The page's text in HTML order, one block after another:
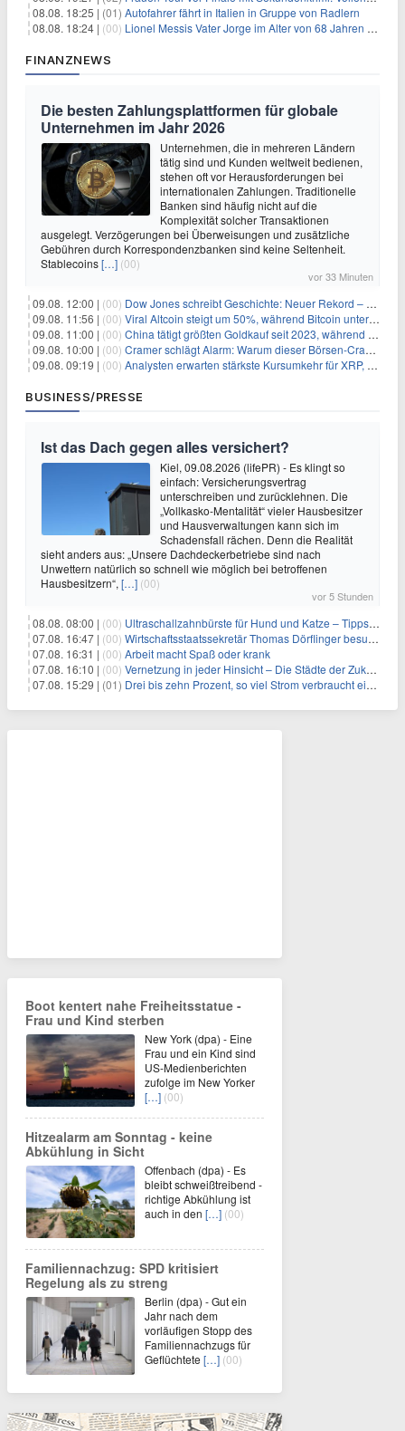
08.08. 18:25 | (01) Autofahrer fährt in Italien in Gruppe von Radlern
08.08. 18:24 | (00) Lionel Messis Vater Jorge im Alter von 68 Jahren gestorben
FINANZNEWS
Die besten Zahlungsplattformen für globale
Unternehmen im Jahr 2026
Unternehmen, die in mehreren Ländern
tätig sind und Kunden weltweit bedienen,
stehen oft vor Herausforderungen bei
internationalen Zahlungen. Traditionelle
Banken sind häufig nicht auf die
Komplexität solcher Transaktionen
ausgelegt. Verzögerungen bei Überweisungen und zusätzliche
Gebühren durch Korrespondenzbanken sind keine Seltenheit.
Stablecoins[…] (00)
vor 33 Minuten
09.08. 12:00 | (00) Dow Jones schreibt Geschichte: Neuer Rekord – und Amazon knackt die nächste Billionen-Marke
09.08. 11:56 | (00) Viral Altcoin steigt um 50%, während Bitcoin unter $65.000 fällt
09.08. 11:00 | (00) China tätigt größten Goldkauf seit 2023, während Goldpreis um 8% steigt
09.08. 10:00 | (00) Cramer schlägt Alarm: Warum dieser Börsen-Crash die beste Einstiegschance seit Monaten ist
09.08. 09:19 | (00) Analysten erwarten stärkste Kursumkehr für XRP, während Polymarket skeptisch bleibt
BUSINESS/PRESSE
Ist das Dach gegen alles versichert?
Kiel, 09.08.2026 (lifePR) - Es klingt so
einfach: Versicherungsvertrag
unterschreiben und zurücklehnen. Die
„Vollkasko-Mentalität“ vieler Hausbesitzer
und Hausverwaltungen kann sich im
Schadensfall rächen. Denn die Realität
sieht anders aus: „Unsere Dachdeckerbetriebe sind nach
Unwettern natürlich so schnell wie möglich bei betroffenen
Hausbesitzern“, […] (00)
vor 5 Stunden
08.08. 08:00 | (00) Ultraschallzahnbürste für Hund und Katze – Tipps zur erfolgreichen Eingewöhnung
07.08. 16:47 | (00) Wirtschaftsstaatssekretär Thomas Dörflinger besucht Handwerksbetrieb im Kammerbezirk Freiburg
07.08. 16:31 | (00) Arbeit macht Spaß oder krank
07.08. 16:10 | (00) Vernetzung in jeder Hinsicht – Die Städte der Zukunft sind grün-blau
07.08. 15:29 | (01) Drei bis zehn Prozent, so viel Strom verbraucht ein Aufzug im Gebäude
Boot kentert nahe Freiheitsstatue -
Frau und Kind sterben
New York (dpa) - Eine
Frau und ein Kind sind
US-Medienberichten
zufolge im New Yorker
[…] (00)
Hitzealarm am Sonntag - keine
Abkühlung in Sicht
Offenbach (dpa) - Es
bleibt schweißtreibend -
richtige Abkühlung ist
auch in den […] (00)
Familiennachzug: SPD kritisiert
Regelung als zu streng
Berlin (dpa) - Gut ein
Jahr nach dem
vorläufigen Stopp des
Familiennachzugs für
Geflüchtete […] (00)